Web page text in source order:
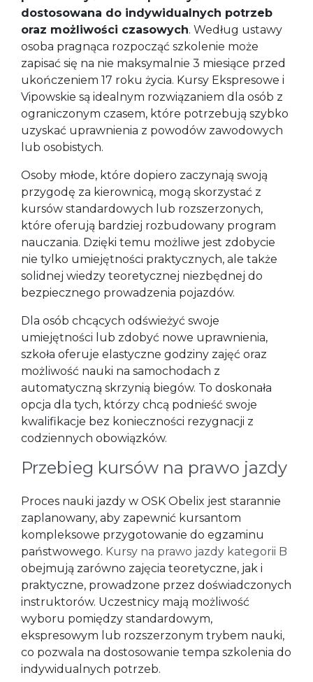
dostosowana do indywidualnych potrzeb
oraz możliwości czasowych. Według ustawy
osoba pragnąca rozpocząć szkolenie może
zapisać się na nie maksymalnie 3 miesiące przed
ukończeniem 17 roku życia. Kursy Ekspresowe i
Vipowskie są idealnym rozwiązaniem dla osób z
ograniczonym czasem, które potrzebują szybko
uzyskać uprawnienia z powodów zawodowych
lub osobistych.
Osoby młode, które dopiero zaczynają swoją
przygodę za kierownicą, mogą skorzystać z
kursów standardowych lub rozszerzonych,
które oferują bardziej rozbudowany program
nauczania. Dzięki temu możliwe jest zdobycie
nie tylko umiejętności praktycznych, ale także
solidnej wiedzy teoretycznej niezbędnej do
bezpiecznego prowadzenia pojazdów.
Dla osób chcących odświeżyć swoje
umiejętności lub zdobyć nowe uprawnienia,
szkoła oferuje elastyczne godziny zajęć oraz
możliwość nauki na samochodach z
automatyczną skrzynią biegów. To doskonała
opcja dla tych, którzy chcą podnieść swoje
kwalifikacje bez konieczności rezygnacji z
codziennych obowiązków.
Przebieg kursów na prawo jazdy
Proces nauki jazdy w OSK Obelix jest starannie
zaplanowany, aby zapewnić kursantom
kompleksowe przygotowanie do egzaminu
państwowego. Kursy na prawo jazdy kategorii B
obejmują zarówno zajęcia teoretyczne, jak i
praktyczne, prowadzone przez doświadczonych
instruktorów. Uczestnicy mają możliwość
wyboru pomiędzy standardowym,
ekspresowym lub rozszerzonym trybem nauki,
co pozwala na dostosowanie tempa szkolenia do
indywidualnych potrzeb.